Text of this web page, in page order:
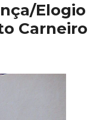
Elogio
Carneiro